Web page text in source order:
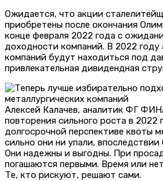
Ожидается, что акции
приобретены после окончания
конце февраля 2022 года с
доходности компаний. В 2022 году
компаний будут находиться под
привлекательная дивидендная
Алексей Калачев, аналитик ФГ
повторения сильного роста в 2022
долгосрочной перспективе квоты
сильно они ни упали,
Они надежны и выгодны. При
погашаются первыми. Время или
Те, кто рискуют, решают сами.